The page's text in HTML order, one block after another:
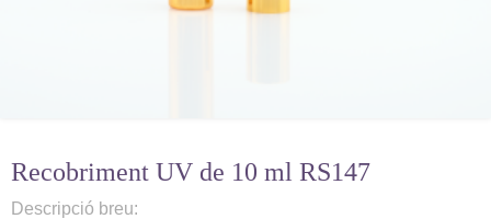
Recobriment UV de 10 ml RS147
Descripció breu: